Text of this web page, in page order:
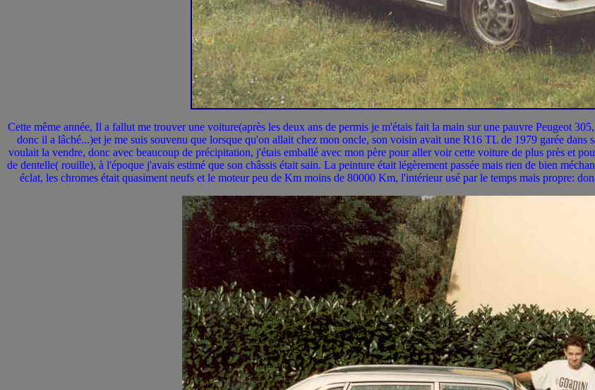
Cette même année, Il a fallut me trouver une voiture(après les deux ans de permis je m'étais fait la main sur une pauvre Peugeot
donc il a lâché...)et je me suis souvenu que lorsque qu'on allait chez mon oncle, son voisin avait une R16 TL de 1979 garée
voulait la vendre, donc avec beaucoup de précipitation, j'étais emballé avec mon père pour aller voir cette voiture de plus près et
de dentelle( rouille), à l'époque j'avais estimé que son châssis était sain. La peinture était légèrement passée mais rien de bien
éclat, les chromes était quasiment neufs et le moteur peu de Km moins de 80000 Km, l'intérieur usé par le temps mais propre: